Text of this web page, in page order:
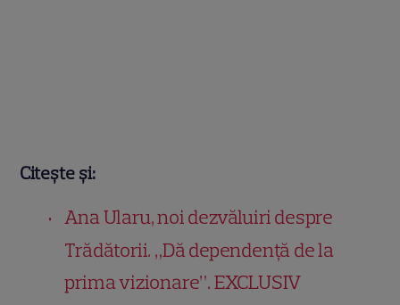
Citește și:
Ana Ularu, noi dezvăluiri despre
Trădătorii. „Dă dependență de la
prima vizionare”. EXCLUSIV